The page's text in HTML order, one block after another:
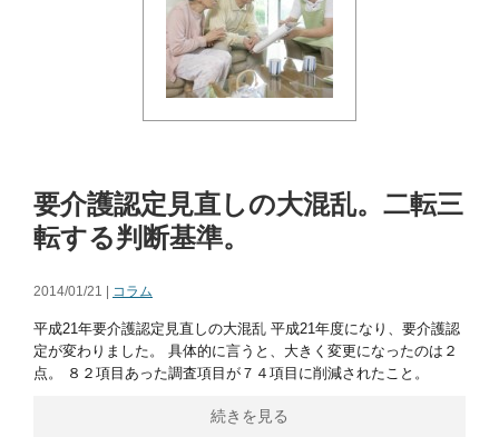
要介護認定見直しの大混乱。二転三
転する判断基準。
2014/01/21 | コラム
平成21年要介護認定見直しの大混乱 平成21年度になり、要介護認
定が変わりました。 具体的に言うと、大きく変更になったのは２
点。 ８２項目あった調査項目が７４項目に削減されたこと。
続きを見る